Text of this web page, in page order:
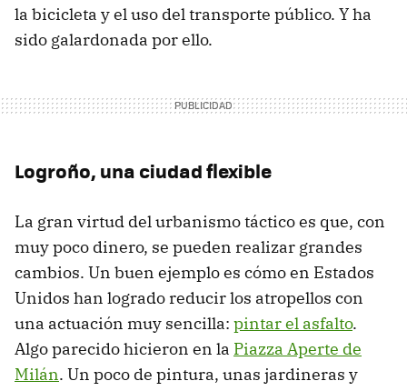
la bicicleta y el uso del transporte público. Y ha
sido galardonada por ello.
Logroño, una ciudad flexible
La gran virtud del urbanismo táctico es que, con
muy poco dinero, se pueden realizar grandes
cambios. Un buen ejemplo es cómo en Estados
Unidos han logrado reducir los atropellos con
una actuación muy sencilla: pintar el asfalto.
Algo parecido hicieron en la Piazza Aperte de
Milán. Un poco de pintura, unas jardineras y